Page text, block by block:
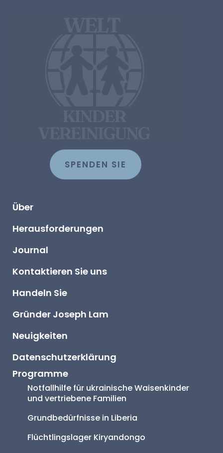
SPENDEN SIE
Über
Herausforderungen
Journal
Kontaktieren Sie uns
Handeln Sie
Gründer Joseph Lam
Neuigkeiten
Datenschutzerklärung
Programme
Notfallhilfe für ukrainische Waisenkinder
und vertriebene Familien
Grundbedürfnisse in Liberia
Flüchtlingslager Kiryandongo